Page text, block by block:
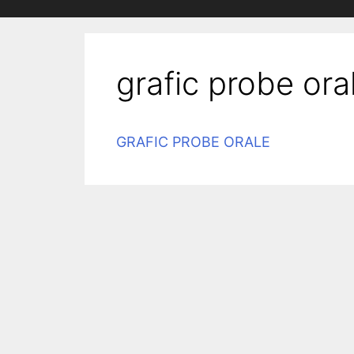
grafic probe
GRAFIC PROBE ORALE